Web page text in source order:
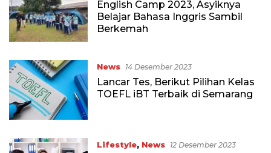
English Camp 2023, Asyiknya
Belajar Bahasa Inggris Sambil
Berkemah
News 14 Desember 2023
Lancar Tes, Berikut Pilihan Kelas
TOEFL iBT Terbaik di Semarang
Lifestyle, News 12 Desember 2023